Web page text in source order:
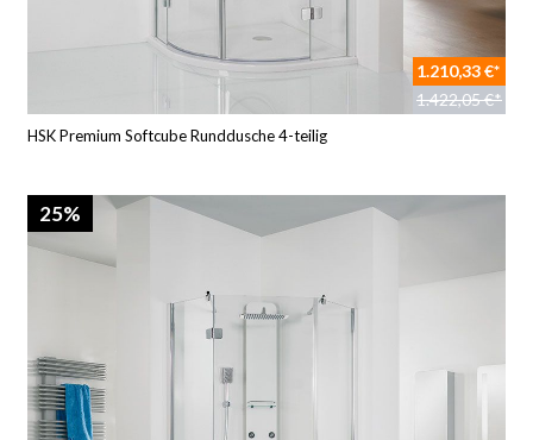
1.210,33 €*
1.422,05 €*
HSK Premium Softcube Runddusche 4-teilig
25%